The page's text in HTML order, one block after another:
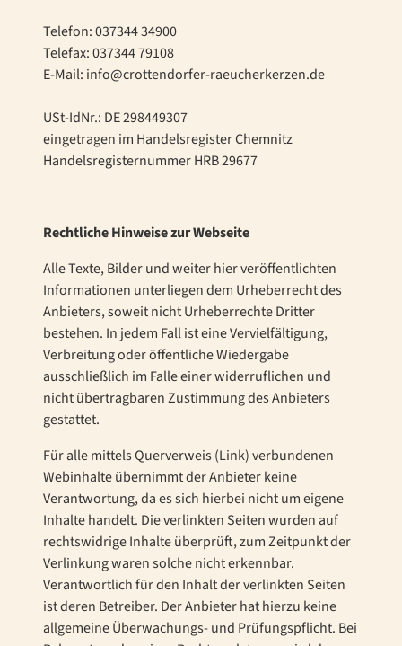
Telefon: 037344 34900
Telefax: 037344 79108
E-Mail: info@crottendorfer-raeucherkerzen.de
USt-IdNr.: DE 298449307
eingetragen im Handelsregister Chemnitz
Handelsregisternummer HRB 29677
Rechtliche Hinweise zur Webseite
Alle Texte, Bilder und weiter hier veröffentlichten
Informationen unterliegen dem Urheberrecht des
Anbieters, soweit nicht Urheberrechte Dritter
bestehen. In jedem Fall ist eine Vervielfältigung,
Verbreitung oder öffentliche Wiedergabe
ausschließlich im Falle einer widerruflichen und
nicht übertragbaren Zustimmung des Anbieters
gestattet.
Für alle mittels Querverweis (Link) verbundenen
Webinhalte übernimmt der Anbieter keine
Verantwortung, da es sich hierbei nicht um eigene
Inhalte handelt. Die verlinkten Seiten wurden auf
rechtswidrige Inhalte überprüft, zum Zeitpunkt der
Verlinkung waren solche nicht erkennbar.
Verantwortlich für den Inhalt der verlinkten Seiten
ist deren Betreiber. Der Anbieter hat hierzu keine
allgemeine Überwachungs- und Prüfungspflicht. Bei